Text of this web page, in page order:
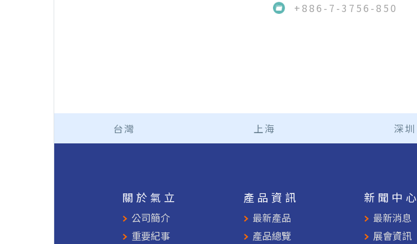
+886-7-3756-850
台灣 上海 深圳
關於氣立
公司簡介
重要紀事
產品資訊
最新產品
產品總覽
新聞中心
最新消息
展會資訊